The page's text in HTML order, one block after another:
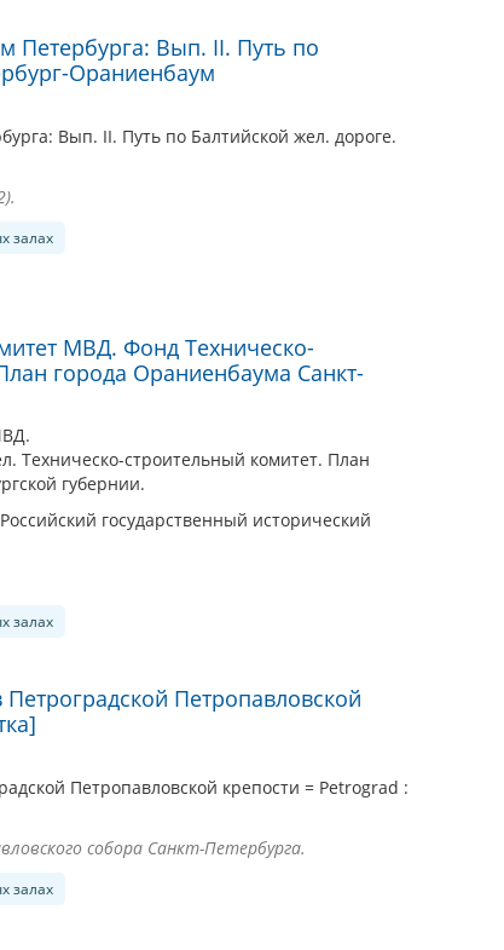
Петербурга: Вып. II. Путь по
Ораниенбаум
Вып. II. Путь по Балтийской жел. дороге.
залах
МВД. Фонд Техническо-
города Ораниенбаума Санкт-
Техническо-строительный комитет. План
губернии.
государственный исторический
залах
Петропавловской
Петропавловской крепости = Petrograd :
собора Санкт-Петербурга.
залах